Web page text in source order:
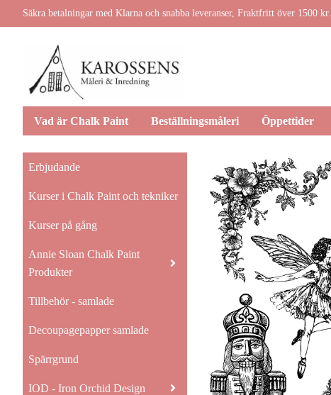
Säkra betalningar med Klarna och snabba leveranser, Fraktfritt över 1500 kr.
Vad är Chalk Paint Beställningsmåleri Öppettider
Erbjudande
Kurser i Chalk Paint och tekniker
Kurser på gång
Annie Sloan Chalk Paint
Produkter
Tillbehör - samlade
Decoupagepapper samlade
Spärrgrund
IOD - Iron Orchid Design